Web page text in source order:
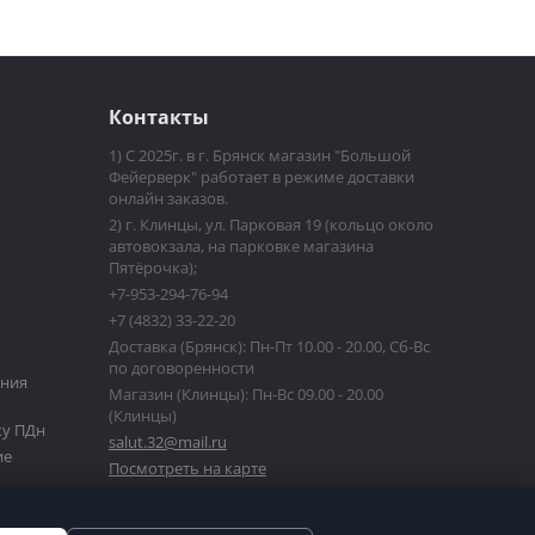
ПДн
Контакты
1) С 2025г. в г. Брянск магазин "Большой
Фейерверк" работает в режиме доставки
онлайн заказов.
2) г. Клинцы, ул. Парковая 19 (кольцо около
автовокзала, на парковке магазина
Пятёрочка);
+7-953-294-76-94
+7 (4832) 33-22-20
Доставка (Брянск): Пн-Пт 10.00 - 20.00, Сб-Вс
по договоренности
Магазин (Клинцы): Пн-Вс 09.00 - 20.00
(Клинцы)
salut.32@mail.ru
Посмотреть на карте